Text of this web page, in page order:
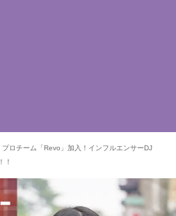
プロチーム「Revo」加入！インフルエンサーDJ
！